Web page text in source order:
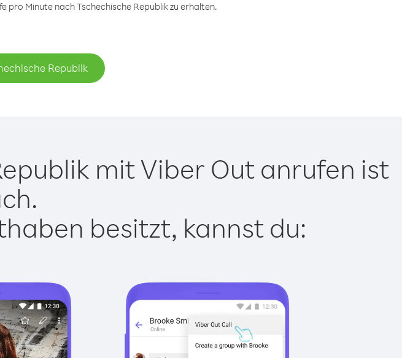
pro Minute nach Tschechische Republik zu erhalten.
Republik
mit Viber Out anrufen ist
besitzt, kannst du: